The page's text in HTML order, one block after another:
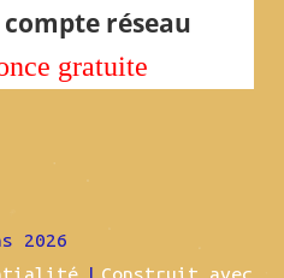
réseau
gratuite
2026
Construit avec